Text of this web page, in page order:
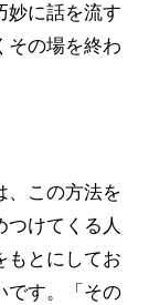
妙に話を流す
その場を終わ
、この方法を
つけてくる人
もとにしてお
です。「その